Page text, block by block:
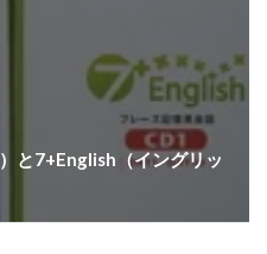
と7+English（イングリッ